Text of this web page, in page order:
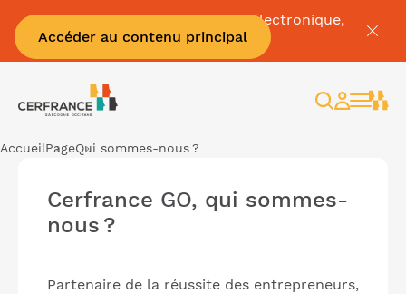
Accéder au contenu principal
Pour tout savoir sur la facture électronique,
c'est parici
Rechercher
Espace
AccueilPageQui sommes-nous ?
Cerfrance GO, qui sommes-
nous ?
Partenaire de la réussite des entrepreneurs,